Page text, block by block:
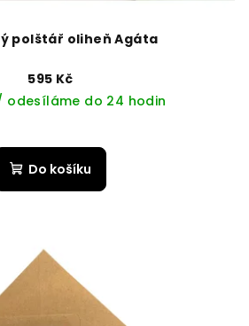
polštář oliheň Agáta
595 Kč
odesíláme do 24 hodin
Do košíku